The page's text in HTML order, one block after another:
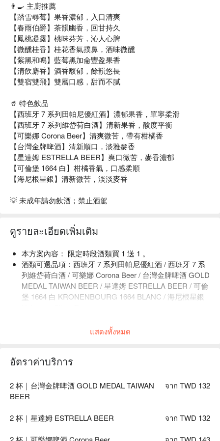
👨‍🍳 主廚推薦
【踏雪尋莓】果香濃郁，入口清爽
【春雨伯爵】茶韻幽香，回甘持久
【鳳桃凝露】桃味芬芳，沁人心脾
【微醺桂香】桂花香氣撲鼻，酒味微醺
【紫黑和鳴】藍莓黑加侖豐盈果香
【清飲麝香】酒香馥郁，餘韻悠長
【雙宿雙飛】雙層口感，甜而不膩
🥤 特色飲品
【西班牙 7 系列田帕尼優紅酒】濃郁果香，單寧柔滑
【西班牙 7 系列維岱荷白酒】清新果香，酸度平衡
【可樂娜 Corona Beer】清爽微苦，帶有柑橘香
【台灣金牌啤酒】清新順口，淡雅麥香
【星達姆 ESTRELLA BEER】爽口微苦，麥香濃郁
【可倫堡 1664 白】柑橘香氣，口感柔順
【海尼根星銀】清新微苦，淡淡麥香
💡 未成年請勿飲酒；禁止酒駕
ดูรายละเอียดเพิ่มเติม
本方案內容： 限定時段酒類買 1 送 1 。
酒類可選品項：西班牙 7 系列田帕尼優紅酒 / 西班牙 7 系
列維岱荷白酒 / 可樂娜 Corona Beer / 台灣金牌啤酒 GOLD
MEDAL TAIWAN BEER / 星達姆 ESTRELLA BEER / 可倫
堡 1664 白 KRONENBOURG 1664 BLANC / 海尼根星銀
แสดงทั้งหมด
อัตราค่าบริการ
2 杯｜台灣金牌啤酒 GOLD MEDAL TAIWAN
BEER
จาก TWD 132
2 杯｜星達姆 ESTRELLA BEER จาก TWD 132